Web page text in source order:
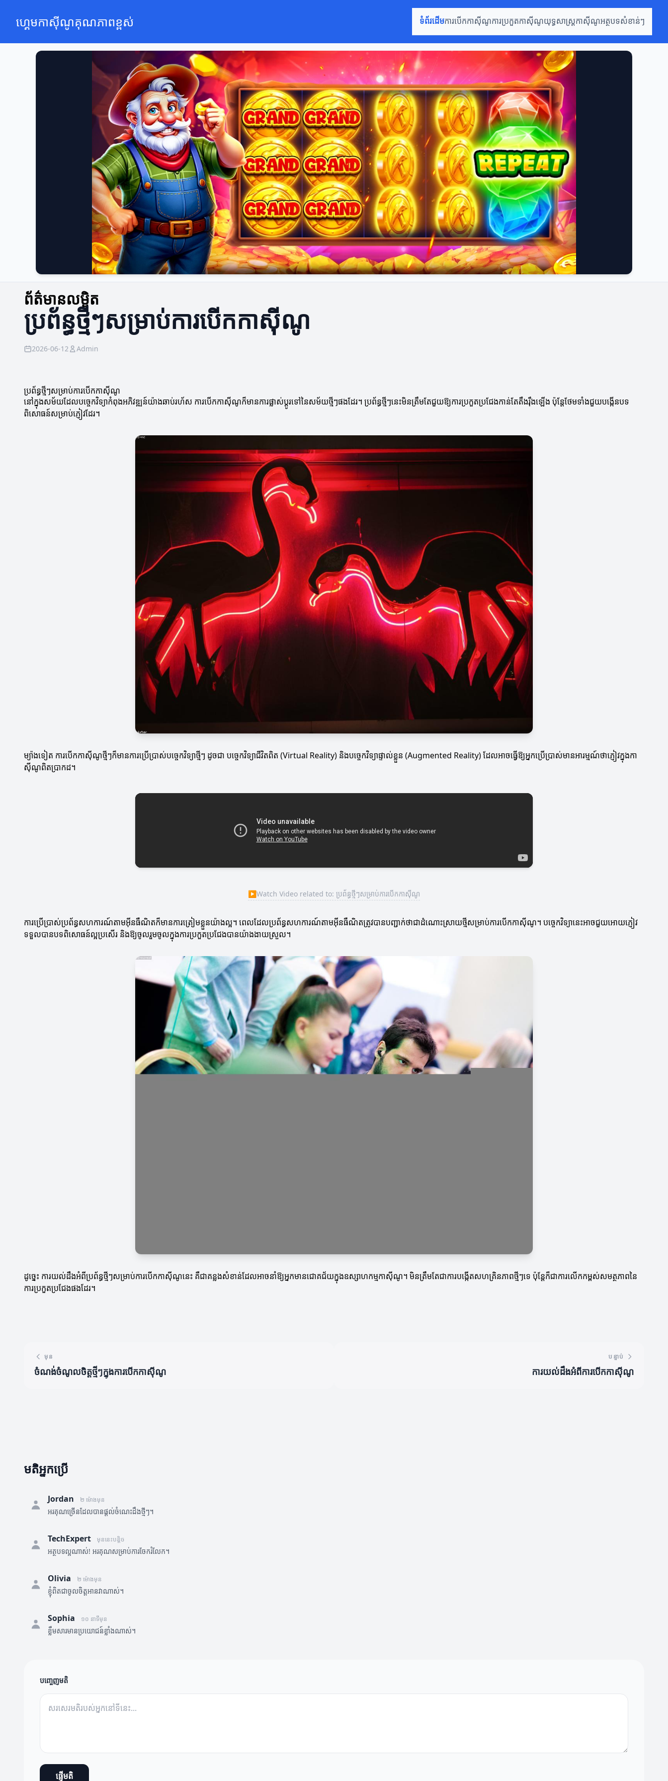
ហ្គេមកាស៊ីណូគុណភាពខ្ពស់ ទំព័រដើមការបើកកាស៊ីណូការប្រកួតកាស៊ីណូយុទ្ធសាស្ត្រកាស៊ីណូអត្ថបទសំខាន់ៗ
ព័ត៌មានលម្អិត
ប្រព័ន្ធថ្មីៗសម្រាប់ការបើកកាស៊ីណូ
2026-06-12 Admin
ប្រព័ន្ធថ្មីៗសម្រាប់ការបើកកាស៊ីណូ
នៅក្នុងសម័យដែលបច្ចេកវិទ្យាកំពុងអភិវឌ្ឍន៍យ៉ាងឆាប់រហ័ស ការបើកកាស៊ីណូក៏មានការផ្លាស់ប្ដូរទៅនៃសម័យថ្មីៗផងដែរ។ ប្រព័ន្ធថ្មីៗនេះមិនត្រឹមតែជួយឱ្យការប្រកួតប្រជែងកាន់តែតឹងរ៉ឹងឡើង ប៉ុន្តែថែមទាំងជួយបង្កើនបទ
ពិសោធន៍សម្រាប់ភ្ញៀវដែរ។
ម្យ៉ាងទៀត ការបើកកាស៊ីណូថ្មីៗក៏មានការប្រើប្រាស់បច្ចេកវិទ្យាថ្មីៗ ដូចជា បច្ចេកវិទ្យាជីវិតពិត (Virtual Reality) និងបច្ចេកវិទ្យាផ្ទាល់ខ្លួន (Augmented Reality) ដែលអាចធ្វើឱ្យអ្នកប្រើប្រាស់មានអារម្មណ៍ថាភ្ញៀវក្នុងកា
ស៊ីណូពិតប្រាកដ។
▶Watch Video related to: ប្រព័ន្ធថ្មីៗសម្រាប់ការបើកកាស៊ីណូ
ការប្រើប្រាស់ប្រព័ន្ធសហការណ៍តាមអ៊ីនធឺណិតក៏មានការត្រៀមខ្លួនយ៉ាងល្អ។ ពេលដែលប្រព័ន្ធសហការណ៍តាមអ៊ីនធឺណិតត្រូវបានបញ្ជាក់ថាជាដំណោះស្រាយថ្មីសម្រាប់ការបើកកាស៊ីណូ។ បច្ចេកវិទ្យានេះអាចជួយអោយភ្ញៀវ
ទទួលបានបទពិសោធន៍ល្អប្រសើរ និងឱ្យចូលរួមចូលក្នុងការប្រកួតប្រជែងបានយ៉ាងងាយស្រួល។
ដូច្នេះ ការយល់ដឹងអំពីប្រព័ន្ធថ្មីៗសម្រាប់ការបើកកាស៊ីណូនេះ គឺជាគន្លងសំខាន់ដែលអាចនាំឱ្យអ្នកមានជោគជ័យក្នុងឧស្សាហកម្មកាស៊ីណូ។ មិនត្រឹមតែជាការបង្កើតសហគ្រិនភាពថ្មីៗទេ ប៉ុន្តែក៏ជាការលើកកម្ពស់សមត្ថភាពនៃ
ការប្រកួតប្រជែងផងដែរ។
មុន
ចំណង់ចំណូលចិត្តថ្មីៗក្នុងការបើកកាស៊ីណូ
បន្ទាប់
ការយល់ដឹងអំពីការបើកកាស៊ីណូ
មតិអ្នកប្រើ
Jordan ២ ម៉ោងមុន
អរគុណច្រើនដែលបានផ្តល់ចំណេះដឹងថ្មីៗ។
TechExpert មុននេះបន្តិច
អត្ថបទល្អណាស់! អរគុណសម្រាប់ការចែករំលែក។
Olivia ២ ម៉ោងមុន
ខ្ញុំពិតជាចូលចិត្តអានវាណាស់។
Sophia ១០ នាទីមុន
ខ្លឹមសារមានប្រយោជន៍ខ្លាំងណាស់។
បញ្ចេញមតិ
ផ្ញើមតិ